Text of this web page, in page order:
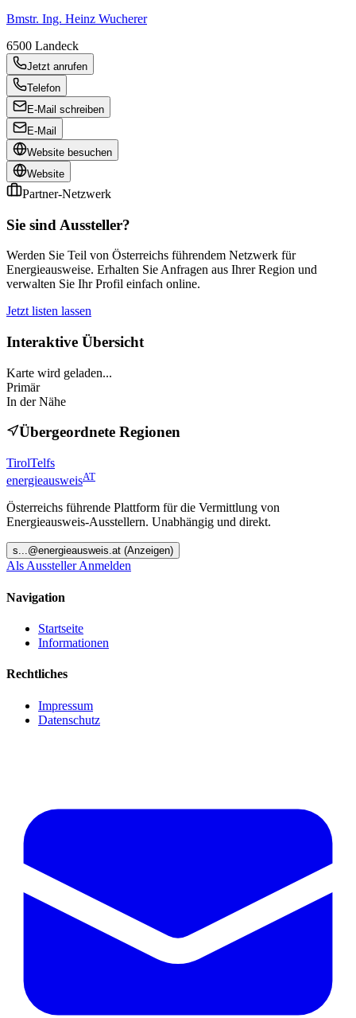
Bmstr. Ing. Heinz Wucherer
6500 Landeck
Jetzt anrufen
Telefon
E-Mail schreiben
E-Mail
Website besuchen
Website
Partner-Netzwerk
Sie sind Aussteller?
Werden Sie Teil von Österreichs führendem Netzwerk für
Energieausweise. Erhalten Sie Anfragen aus Ihrer Region und
verwalten Sie Ihr Profil einfach online.
Jetzt listen lassen
Interaktive Übersicht
Karte wird geladen...
Primär
In der Nähe
Übergeordnete Regionen
TirolTelfs
energieausweisAT
Österreichs führende Plattform für die Vermittlung von
Energieausweis-Ausstellern. Unabhängig und direkt.
s...@energieausweis.at (Anzeigen)
Als Aussteller Anmelden
Navigation
Startseite
Informationen
Rechtliches
Impressum
Datenschutz